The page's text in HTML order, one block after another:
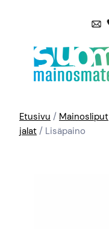
Etusivu / Mainosliput
jalat / Lisäpaino